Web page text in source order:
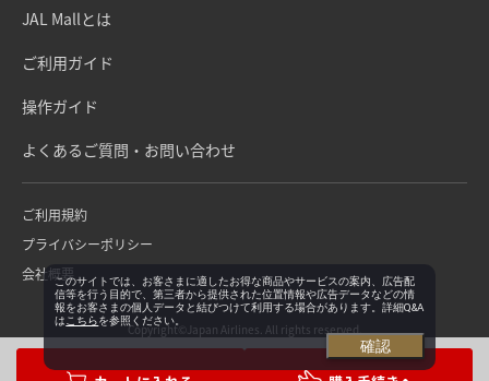
JAL Mallとは
ご利用ガイド
操作ガイド
よくあるご質問・お問い合わせ
ご利用規約
プライバシーポリシー
会社概要
Copyright©Japan Airlines. All rights reserved.
このサイトでは、お客さまに適したお得な商品やサービスの案内、広告配
信等を行う目的で、第三者から提供された位置情報や広告データなどの情
報をお客さまの個人データと結びつけて利用する場合があります。詳細Q&A
は こちらを参照ください。
確認